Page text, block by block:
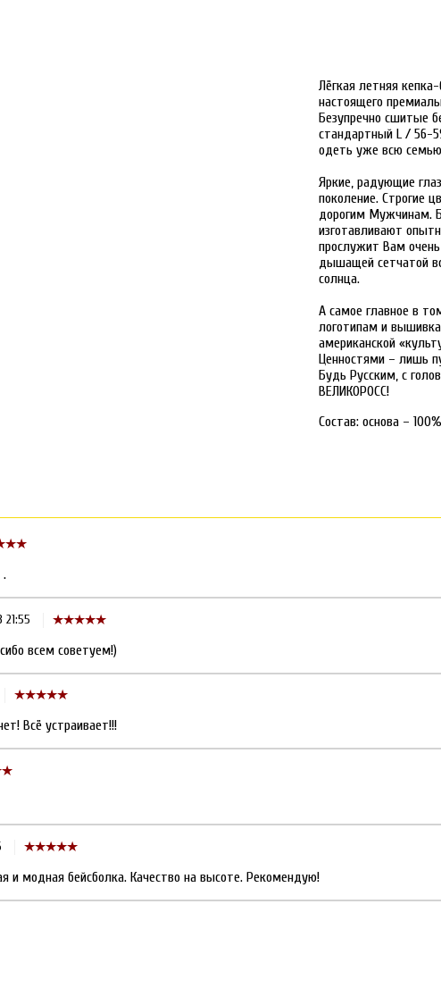
Лёгкая летняя
настоящего
Безупречно сшитые
стандартный L / 56-
одеть уже всю
Яркие, радующие
поколение. Строгие
дорогим Мужчинам.
изготавливают
прослужит Вам
дышащей сетчатой
солнца.
А самое главное в
логотипам и
американской
Ценностями – лишь
Будь Русским, с
ВЕЛИКОРОСС!
Состав: основа –
.
21:55
всем советуем!)
Всё устраивает!!!
и модная бейсболка. Качество на высоте. Рекомендую!